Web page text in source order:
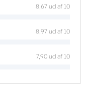
8,67 ud af 10
8,97 ud af 10
7,90 ud af 10